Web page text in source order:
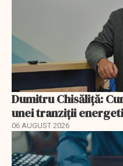
Dumitru Chisăliță:
unei tranziții
06 AUGUST 2026